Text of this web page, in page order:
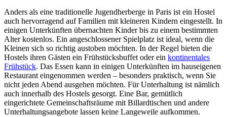
Anders als eine traditionelle Jugendherberge in Paris ist ein Hostel
auch hervorragend auf Familien mit kleineren Kindern eingestellt. In
einigen Unterkünften übernachten Kinder bis zu einem bestimmten
Alter kostenlos. Ein angeschlossener Spielplatz ist ideal, wenn die
Kleinen sich so richtig austoben möchten. In der Regel bieten die
Hostels ihren Gästen ein Frühstücksbuffet oder ein kontinentales
Frühstück. Das Essen kann in einigen Unterkünften im hauseigenen
Restaurant eingenommen werden – besonders praktisch, wenn Sie
nicht jeden Abend ausgehen möchten. Für Unterhaltung ist nämlich
auch innerhalb des Hostels gesorgt. Eine Bar, gemütlich
eingerichtete Gemeinschaftsräume mit Billardtischen und andere
Unterhaltungsangebote lassen keine Langeweile aufkommen.